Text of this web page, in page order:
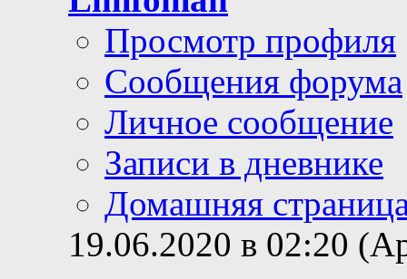
Просмотр профиля
Сообщения форума
Личное сообщение
Записи в дневнике
Домашняя
19.06.2020 в 02:20